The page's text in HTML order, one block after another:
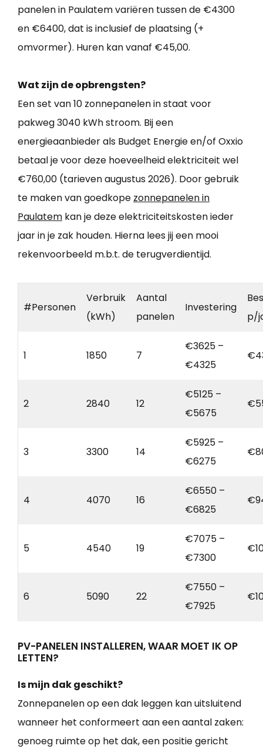
panelen in Paulatem variëren tussen de €4300
en €6400, dat is inclusief de plaatsing (+
omvormer). Huren kan vanaf €45,00.
Wat zijn de opbrengsten?
Een set van 10 zonnepanelen in staat voor
pakweg 3040 kWh stroom. Bij een
energieaanbieder als Budget Energie en/of Oxxio
betaal je voor deze hoeveelheid elektriciteit wel
€760,00 (tarieven augustus 2026). Door gebruik
te maken van goedkope zonnepanelen in
Paulatem kan je deze elektriciteitskosten ieder
jaar in je zak houden. Hierna lees jij een mooi
rekenvoorbeeld m.b.t. de terugverdientijd.
#Personen
Verbruik
(kWh)
Aantal
panelen
Investering
p/
1 1850 7
€3625 –
€4325
2 2840 12
€5125 –
€5675
3 3300 14
€5925 –
€6275
4 4070 16
€6550 –
€6825
5 4540 19
€7075 –
€7300
6 5090 22
€7550 –
€7925
PV-PANELEN INSTALLEREN, WAAR MOET IK OP
LETTEN?
Is mijn dak geschikt?
Zonnepanelen op een dak leggen kan uitsluitend
wanneer het conformeert aan een aantal zaken:
genoeg ruimte op het dak, een positie gericht